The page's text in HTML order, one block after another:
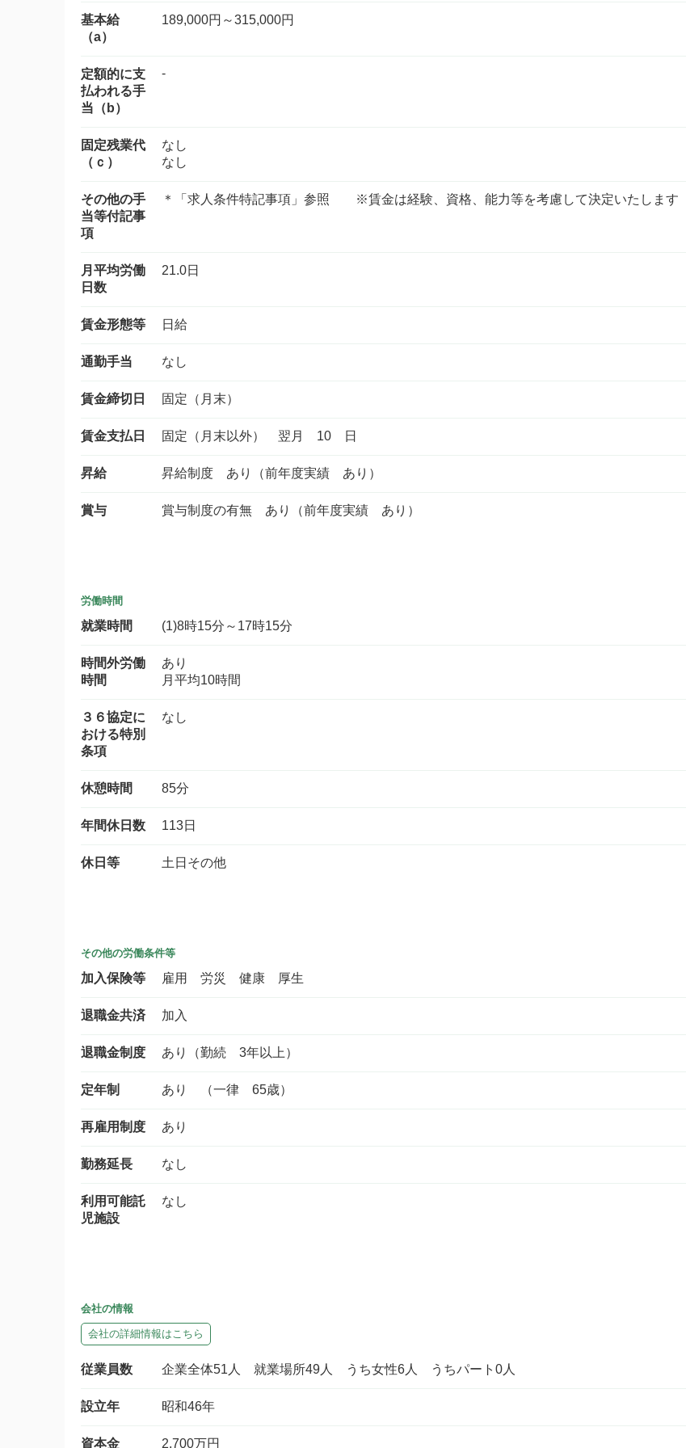
基本給
（a）
189,000円～315,000円
定額的に支
払われる手
当（b）
-
固定残業代
（ｃ）
なし
なし
その他の手
当等付記事
項
＊「求人条件特記事項」参照 ※賃金は経験、資格、能力等を考慮して決定いたします
月平均労働
日数
21.0日
賃金形態等 日給
通勤手当 なし
賃金締切日 固定（月末）
賃金支払日 固定（月末以外） 翌月 10 日
昇給 昇給制度 あり（前年度実績 あり）
賞与 賞与制度の有無 あり（前年度実績 あり）
労働時間
就業時間 (1)8時15分～17時15分
時間外労働
時間
あり
月平均10時間
３６協定に
おける特別
条項
なし
休憩時間 85分
年間休日数 113日
休日等 土日その他
その他の労働条件等
加入保険等 雇用 労災 健康 厚生
退職金共済 加入
退職金制度 あり（勤続 3年以上）
定年制 あり （一律 65歳）
再雇用制度 あり
勤務延長 なし
利用可能託
児施設
なし
会社の情報
会社の詳細情報はこちら
従業員数 企業全体51人 就業場所49人 うち女性6人 うちパート0人
設立年 昭和46年
資本金 2,700万円